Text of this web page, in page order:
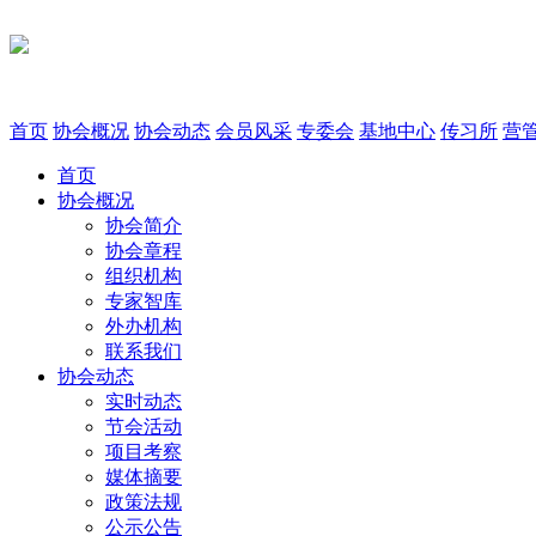
首页 协会概况 协会动态 会员风采 专委会 基地中心 传习所 营
首页
协会概况
协会简介
协会章程
组织机构
专家智库
外办机构
联系我们
协会动态
实时动态
节会活动
项目考察
媒体摘要
政策法规
公示公告